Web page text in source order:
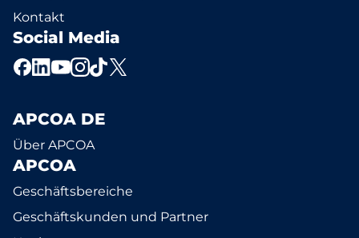
Kontakt
Social Media
APCOA DE
Über APCOA
APCOA
Geschäftsbereiche
Geschäftskunden und Partner